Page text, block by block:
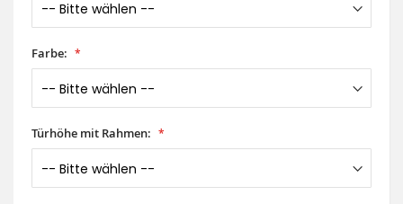
Farbe:
Türhöhe mit Rahmen: